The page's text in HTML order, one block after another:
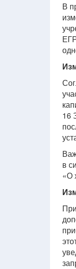
В
16
в
«О